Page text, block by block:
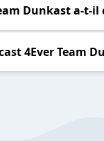
Dunkast a-t-il
4Ever Team